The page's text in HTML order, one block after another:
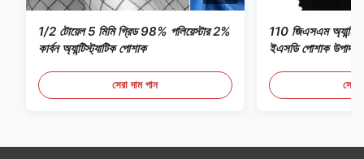
1/2 টোয়েল 5 মিমি গ্রিড 98% পলিয়েস্টার 2%
কার্বন অ্যান্টিস্ট্যাটিক পোশাক
সেরা দাম পান
110 জিএসএম অ্যান্টি
ইএসডি পোশাক উপাদান
সেরা